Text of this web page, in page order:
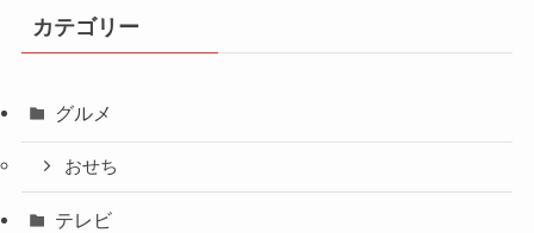
カテゴリー
グルメ
おせち
テレビ